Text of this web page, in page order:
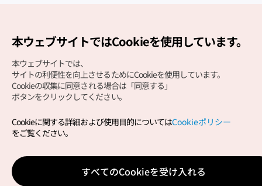
Copyright (c) Korea Tourism Organization All Rights
サイトエラー報告公式メール
japanese@knto.or.kr
本ウェブサイトではCookieを使用しています。
本ウェブサイトでは、
サイトの利便性を向上させるためにCookieを使用しています。
Cookieの収集に同意される場合は「同意する」
ボタンをクリックしてください。
Cookieに関する詳細および使用目的についてはCookieポリシー
をご覧ください。
すべてのCookieを受け入れる